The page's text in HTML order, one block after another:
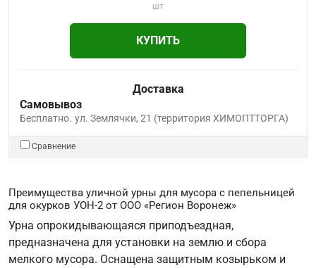
шт
КУПИТЬ
Доставка
Самовывоз
Бесплатно. ул. Землячки, 21 (территория ХИМОПТТОРГА)
Сравнение
Преимущества уличной урны для мусора с пепельницей
для окурков УОН-2 от ООО «Регион Воронеж»
Урна опрокидывающаяся приподъездная,
предназначена для установки на землю и сбора
мелкого мусора. Оснащена защитным козырьком и